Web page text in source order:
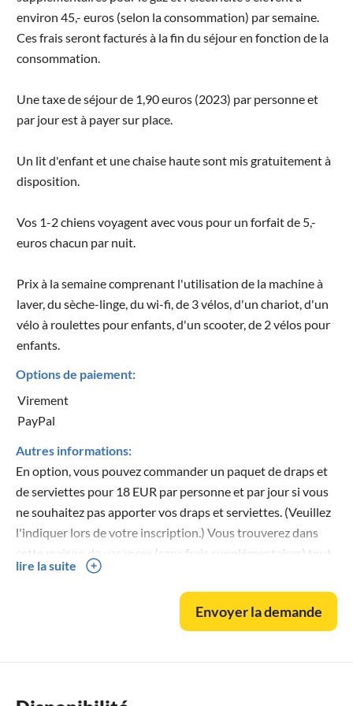
environ 45,- euros (selon la consommation) par semaine.
Ces frais seront facturés à la fin du séjour en fonction de la
consommation.
Une taxe de séjour de 1,90 euros (2023) par personne et
par jour est à payer sur place.
Un lit d'enfant et une chaise haute sont mis gratuitement à
disposition.
Vos 1-2 chiens voyagent avec vous pour un forfait de 5,-
euros chacun par nuit.
Prix à la semaine comprenant l'utilisation de la machine à
laver, du sèche-linge, du wi-fi, de 3 vélos, d'un chariot, d'un
vélo à roulettes pour enfants, d'un scooter, de 2 vélos pour
enfants.
Options de paiement:
Virement
PayPal
Autres informations:
En option, vous pouvez commander un paquet de draps et
de serviettes pour 18 EUR par personne et par jour si vous
ne souhaitez pas apporter vos draps et serviettes. (Veuillez
l'indiquer lors de votre inscription.) Vous trouverez dans
cette maison de vacances (sans frais supplémentaires) tout
ce dont vous avez besoin pour passer des vacances
reposantes, notamment : Salon : WiFi, télévision par câble,
lecteurs CD, MP3 et DVD, jeux de société pour petits et
grands, livres (en allemand et en néerlandais) Cuisine :
lire la suite
Envoyer la demande